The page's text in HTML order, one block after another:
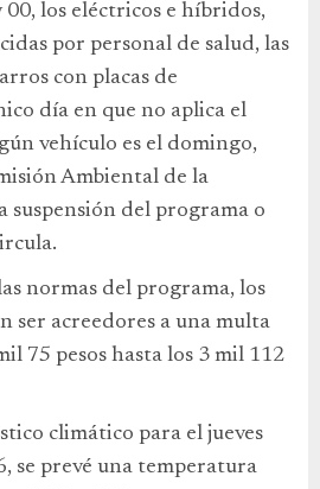
00, los eléctricos e híbridos,
por personal de salud, las
con placas de
día en que no aplica el
vehículo es el domingo,
Ambiental de la
suspensión del programa o
normas del programa, los
ser acreedores a una multa
75 pesos hasta los 3 mil 112
climático para el jueves
se prevé una temperatura